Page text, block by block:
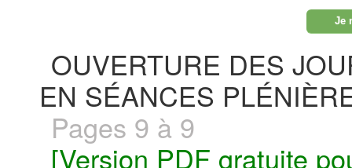
Je
OUVERTURE DES
EN SÉANCES
Pages 9 à 9
[Version PDF gratuite